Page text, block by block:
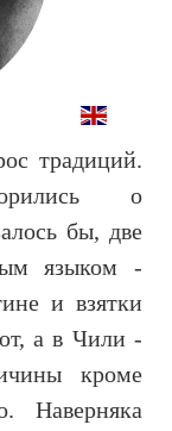
традиций.
о
бы, две
языком -
и взятки
а в Чили -
кроме
Наверняка